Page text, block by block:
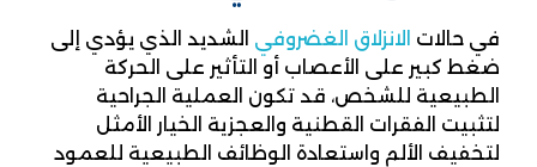
في حالات الانزلاق الغضروفي الشديد الذي يؤدي إلى
ضغط كبير على الأعصاب أو التأثير على الحركة
الطبيعية للشخص، قد تكون العملية الجراحية
لتثبيت الفقرات القطنية والعجزية الخيار الأمثل
لتخفيف الألم واستعادة الوظائف الطبيعية للعمود